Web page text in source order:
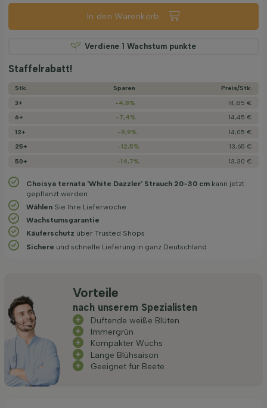
In den Warenkorb
Verdiene 1 Wachstum punkte
Staffelrabatt!
Stk. Sparen
Preis/­Stk.
3+
-4,8%
14,85 €
6+
-7,4%
14,45 €
12+
-9,9%
14,05 €
25+
-12,5%
13,65 €
50+
-14,7% 13,30 €
Choisya ternata 'White Dazzler' Strauch 20-30 cm kann jetzt
gepflanzt werden
Wählen Sie Ihre Lieferwoche
Wachstums­garantie
Käuferschutz über Trusted Shops
Sichere und schnelle Lieferung in ganz Deutschland
Vorteile
nach unserem Spezialisten
Duftende weiße Blüten
Immergrün
Kompakter Wuchs
Lange Blühsaison
Geeignet für Beete